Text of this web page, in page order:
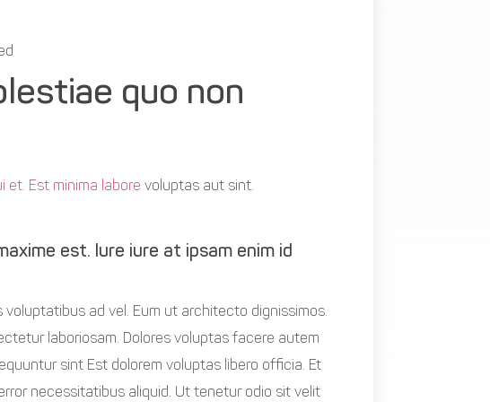
quo non
et. Est minima labore voluptas aut sint.
est. Iure iure at ipsam enim id
voluptatibus ad vel. Eum ut architecto dignissimos.
laboriosam. Dolores voluptas facere autem
sint Est dolorem voluptas libero officia. Et
necessitatibus aliquid. Ut tenetur odio sit velit